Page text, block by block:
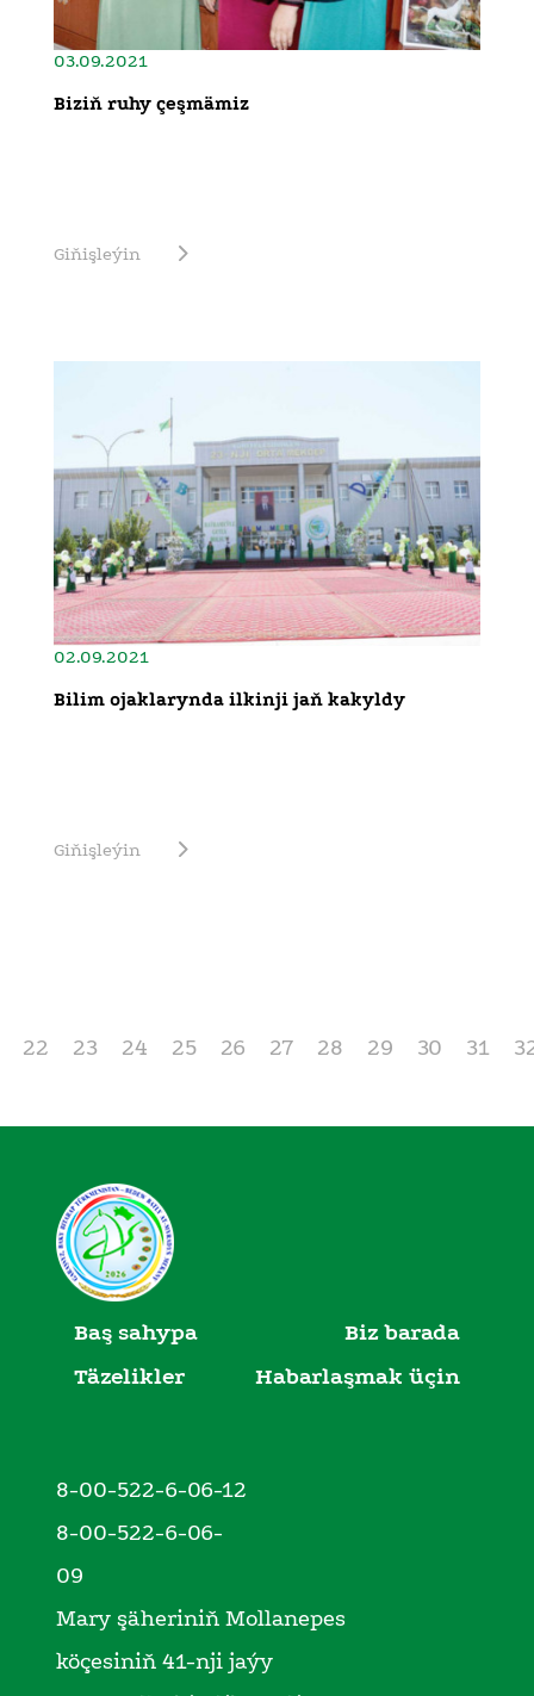
03.09.2021
Biziň ruhy çeşmämiz
Giňişleýin
02.09.2021
Bilim ojaklarynda ilkinji jaň kakyldy
Giňişleýin
22 23 24 25 26 27 28 29 30 31
Baş sahypa
Biz barada
Täzelikler
Habarlaşmak üçin
8-00-522-6-06-12
8-00-522-6-06-
09
Mary şäheriniň Mollanepes
köçesiniň 41-nji jaýy